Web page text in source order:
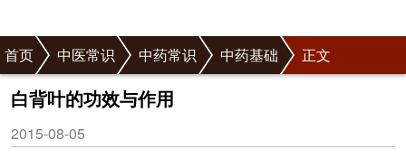
首页 中医常识 中药常识 中药基础 正文
白背叶的功效与作用
2015-08-05